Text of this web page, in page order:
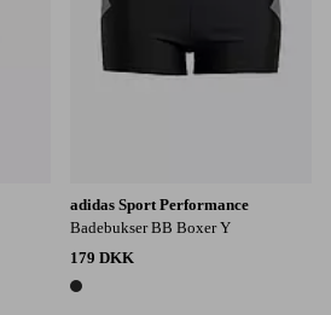
adidas Sport Performance
Badebukser BB Boxer Y
179 DKK
1 farve